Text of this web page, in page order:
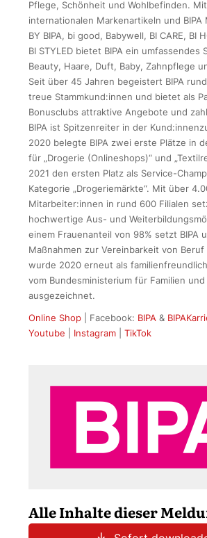
Pflege, Schönheit und Wohlbefinden.
internationalen Markenartikeln und BIPA
BY BIPA, bi good, Babywell, BI CARE, BI
BI STYLED bietet BIPA ein umfassendes
Beauty, Haare, Duft, Baby, Zahnpflege
Seit über 45 Jahren begeistert BIPA
treue Stammkund:innen und bietet als
Bonusclubs attraktive Angebote und
BIPA ist Spitzenreiter in der
2020 belegte BIPA zwei erste Plätze in
für „Drogerie (Onlineshops)“ und
2021 den ersten Platz als Service-
Kategorie „Drogeriemärkte“. Mit über
Mitarbeiter:innen in rund 600 Filialen
hochwertige Aus- und
einem Frauenanteil von 98% setzt BIPA
Maßnahmen zur Vereinbarkeit von Beruf
wurde 2020 erneut als
vom Bundesministerium für Familien
ausgezeichnet.
Online Shop | Facebook: BIPA &
Youtube
Instagram TikTok
Alle Inhalte dieser